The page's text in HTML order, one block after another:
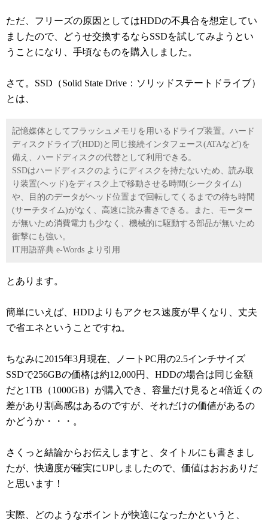
ただ、フリーズの原因としてはHDDの不具合を想定してい
ましたので、どうせ交換するならSSDを試してみようとい
うことになり、手頃なものを購入しました。
さて。SSD（Solid State Drive：ソリッドステートドライブ）
とは、
記憶媒体としてフラッシュメモリを用いるドライブ装置。ハード
ディスクドライブ(HDD)と同じ接続インタフェース(ATAなど)を
備え、ハードディスクの代替として利用できる。
SSDはハードディスクのようにディスクを持たないため、読み取
り装置(ヘッド)をディスク上で移動させる時間(シークタイム)
や、目的のデータがヘッド位置まで回転してくるまでの待ち時間
(サーチタイム)がなく、高速に読み書きできる。また、モーター
が無いため消費電力も少なく、機械的に駆動する部品が無いため
衝撃にも強い。
IT用語辞典 e-Words より引用
とあります。
簡単にいえば、HDDよりもアクセス速度が早くなり、丈夫
で省エネということですね。
ちなみに2015年3月現在、ノートPC用の2.5インチサイズ
SSDで256GBの価格は約12,000円、HDDの場合は同じ金額
だと1TB（1000GB）が購入でき、容量だけ見ると4倍近くの
差があり割高感はあるのですが、それだけの価値があるの
かどうか・・・。
さくっと結論からお伝えしますと、タイトルにも書きまし
たが、快適度が確実にUPしましたので、価値はおおありだ
と思います！
実際、どのようなポイントが快適になったかというと、